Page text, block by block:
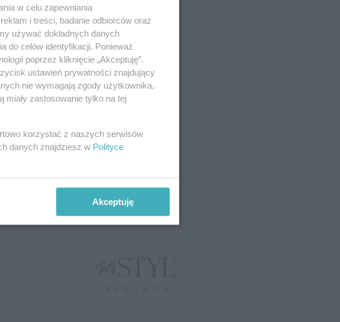
Zamiast kawy – lód?
Instagramowy trend
obiecuje więcej energii,
lepszą odporność
i promienną skórę
JOLANTA ZAKROCKA
WELLBEING
w celu zapewniania
i treści, badanie odbiorców oraz
używać dokładnych danych
do celów identyfikacji. Ponieważ
poprzez kliknięcie „Akceptuję”.
ustawień prywatności znajdujący
nie wymagają zgody użytkownika,
zastosowanie tylko na tej
korzystać z naszych serwisów
danych znajdziesz w Polityce
Akceptuję